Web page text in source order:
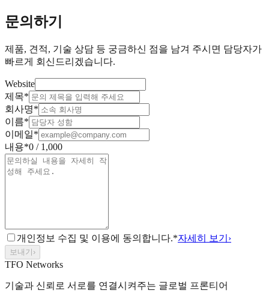
문의하기
제품, 견적, 기술 상담 등 궁금하신 점을 남겨 주시면 담당자가
빠르게 회신드리겠습니다.
Website
제목*
회사명*
이름*
이메일*
내용*0 / 1,000
개인정보 수집 및 이용에 동의합니다.*자세히 보기 ›
보내기 ›
TFO Networks
기술과 신뢰로 서로를 연결시켜주는 글로벌 프론티어